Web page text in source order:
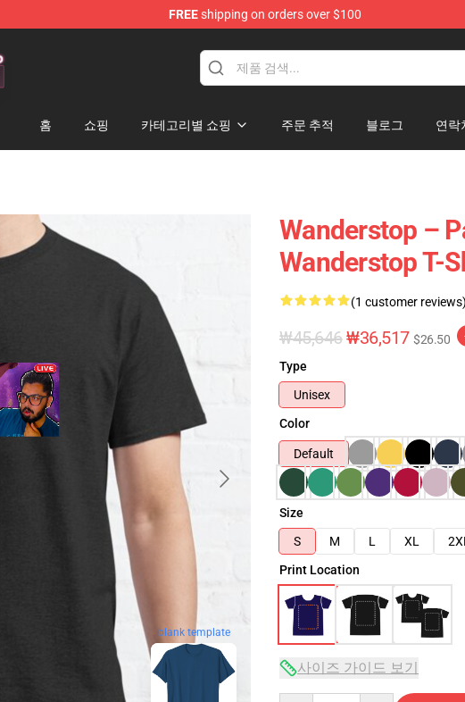
FREEshipping on orders over $100
홈 쇼핑 카테고리별 쇼핑 주문 추적 블로그 연락
blank template
Wanderstop –
Wanderstop T-
(1 customer
₩45,646₩36,517 $26.50
Type
Unisex
Color
Default
Size
S
M L XL
Print Location
사이즈 가이드 보기